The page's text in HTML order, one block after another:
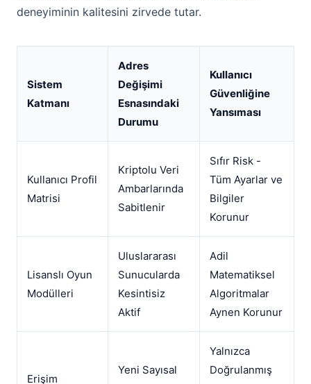
deneyiminin kalitesini zirvede tutar.
Sistem
Katmanı
Adres
Değişimi
Esnasındaki
Durumu
Kullanıcı
Güvenliğine
Yansıması
Kullanıcı Profil
Matrisi
Kriptolu Veri
Ambarlarında
Sabitlenir
Sıfır Risk -
Tüm Ayarlar ve
Bilgiler
Korunur
Lisanslı Oyun
Modülleri
Uluslararası
Sunucularda
Kesintisiz
Aktif
Adil
Matematiksel
Algoritmalar
Aynen Korunur
Erişim
Yeni Sayısal
Yalnızca
Doğrulanmış